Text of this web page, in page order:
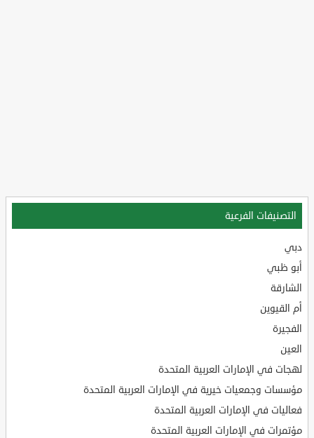
التصنيفات الفرعية
دبي
أبو ظبي
الشارقة
أم القيوين
الفجيرة
العين
لهجات في الإمارات العربية المتحدة
مؤسسات وجمعيات خيرية في الإمارات العربية المتحدة
فعاليات في الإمارات العربية المتحدة
مؤتمرات في الإمارات العربية المتحدة